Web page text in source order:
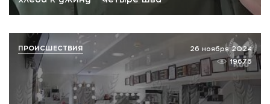
26 ноября 2024
19676
ПРОИСШЕСТВИЯ